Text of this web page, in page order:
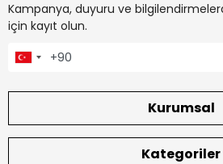
Kampanya, duyuru ve
için kayıt olun.
Kurumsal
Kategoriler